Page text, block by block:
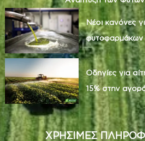
Νέοι κανόνες
φυτοφαρμάκων
Οδηγίες για
15% στην
ΧΡΗΣΙΜΕΣ